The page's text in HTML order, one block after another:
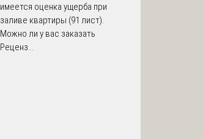
имеется оценка ущерба при
заливе квартиры (91 лист).
Можно ли у вас заказать
Реценз...